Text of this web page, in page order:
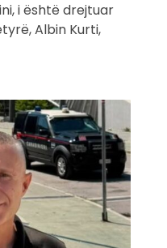
i është drejtuar
Albin Kurti,